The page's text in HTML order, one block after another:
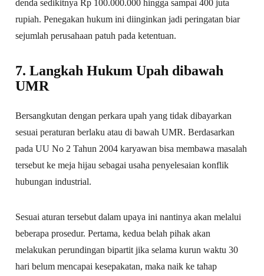
denda sedikitnya Rp 100.000.000 hingga sampai 400 juta
rupiah. Penegakan hukum ini diinginkan jadi peringatan biar
sejumlah perusahaan patuh pada ketentuan.
7. Langkah Hukum Upah dibawah
UMR
Bersangkutan dengan perkara upah yang tidak dibayarkan
sesuai peraturan berlaku atau di bawah UMR. Berdasarkan
pada UU No 2 Tahun 2004 karyawan bisa membawa masalah
tersebut ke meja hijau sebagai usaha penyelesaian konflik
hubungan industrial.
Sesuai aturan tersebut dalam upaya ini nantinya akan melalui
beberapa prosedur. Pertama, kedua belah pihak akan
melakukan perundingan bipartit jika selama kurun waktu 30
hari belum mencapai kesepakatan, maka naik ke tahap